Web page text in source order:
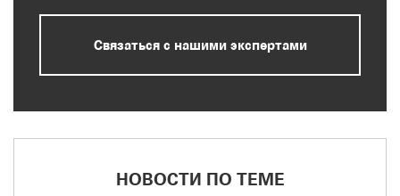
Связаться с нашими экспертами
НОВОСТИ ПО ТЕМЕ